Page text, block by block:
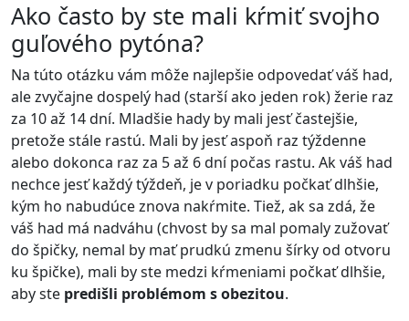
Ako často by ste mali kŕmiť svojho
guľového pytóna?
Na túto otázku vám môže najlepšie odpovedať váš had,
ale zvyčajne dospelý had (starší ako jeden rok) žerie raz
za 10 až 14 dní. Mladšie hady by mali jesť častejšie,
pretože stále rastú. Mali by jesť aspoň raz týždenne
alebo dokonca raz za 5 až 6 dní počas rastu. Ak váš had
nechce jesť každý týždeň, je v poriadku počkať dlhšie,
kým ho nabudúce znova nakŕmite. Tiež, ak sa zdá, že
váš had má nadváhu (chvost by sa mal pomaly zužovať
do špičky, nemal by mať prudkú zmenu šírky od otvoru
ku špičke), mali by ste medzi kŕmeniami počkať dlhšie,
aby ste predišli problémom s obezitou.